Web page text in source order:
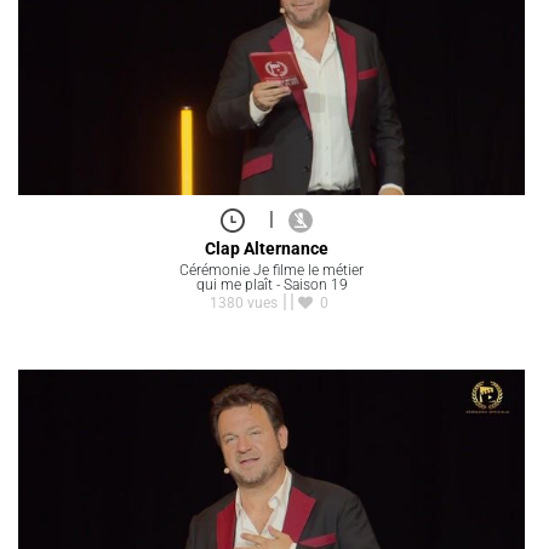
|
Clap Alternance
Cérémonie Je filme le métier
qui me plaît - Saison 19
1380 vues
0